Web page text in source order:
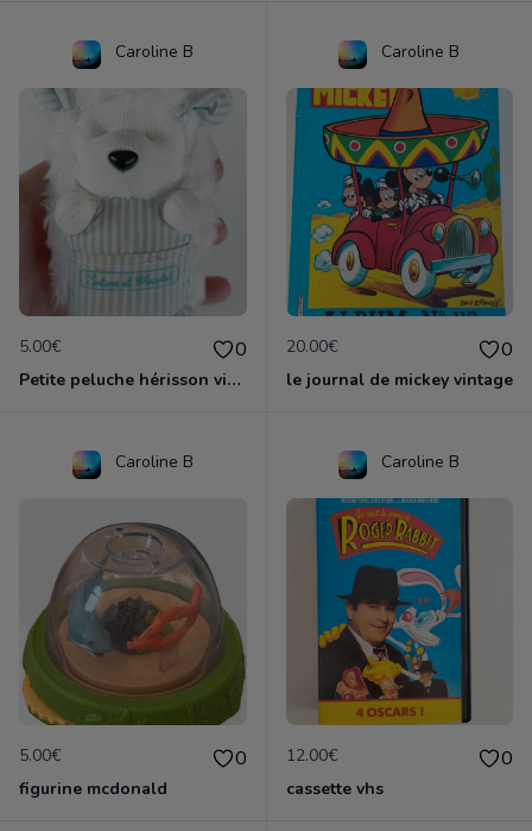
Caroline B
5.00€ 0
Petite peluche hérisson vintage tartine et chocolat
Caroline B
20.00€ 0
le journal de mickey vintage
Caroline B
5.00€ 0
figurine mcdonald
Caroline B
12.00€ 0
cassette vhs